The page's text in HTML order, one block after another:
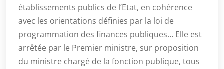
établissements publics de l’Etat, en cohérence
avec les orientations définies par la loi de
programmation des finances publiques… Elle est
arrêtée par le Premier ministre, sur proposition
du ministre chargé de la fonction publique, tous